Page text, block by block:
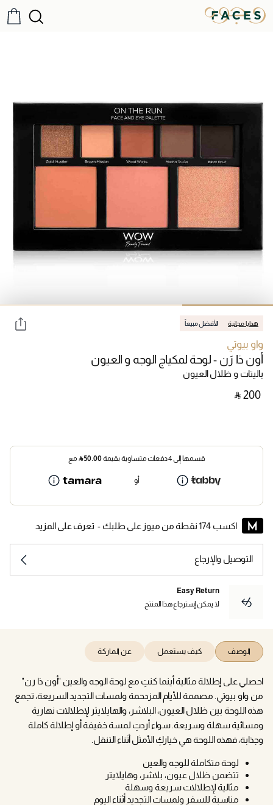
هدايا مجانية الأفضل مبيعاً
واو بيوتي
أون ذا رَن - لوحة لمكياج الوجه و العيون
باليتات و ظلال العيون
‎ ⃁ ⁦200⁩ ‎
قسمها إلى 4 دفعات متساوية بقيمة 50.00
⃁ مع
أو
اكسب 174 نقطة من ميوز على طلبك - تعرف على المزيد
التوصيل والإرجاع
Easy Return
لا يمكن إسترجاع هذا المنتج
الوصف كيف يستعمل عن الماركة
احصلي على إطلالة مثالية أينما كنتِ مع لوحة الوجه والعين "أون ذا رن"
من واو بيوتي. مصممة للأيام المزدحمة ولمسات التجديد السريعة، تجمع
هذه اللوحة بين ظلال العيون، البلاشر، والهايلايتر لإطلالات نهارية
ومسائية سهلة وسريعة. سواء أردتِ لمسة خفيفة أو إطلالة كاملة
وجذابة، فهذه اللوحة هي خياركِ الأمثل أثناء التنقل.
لوحة متكاملة للوجه والعين
تتضمن ظلال عيون، بلاشر، وهايلايتر
مثالية لإطلالات سريعة وسهلة
مناسبة للسفر ولمسات التجديد أثناء اليوم